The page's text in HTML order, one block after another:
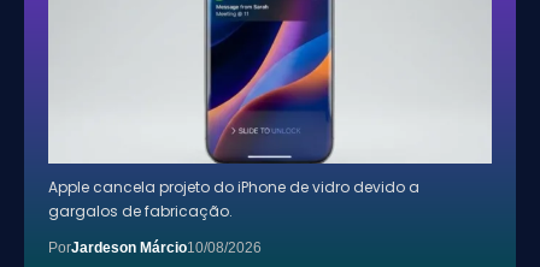
Apple cancela projeto do iPhone de vidro devido a
gargalos de fabricação.
PorJardeson Márcio10/08/2026